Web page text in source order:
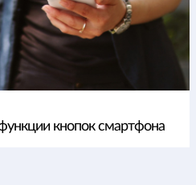
кнопок смартфона